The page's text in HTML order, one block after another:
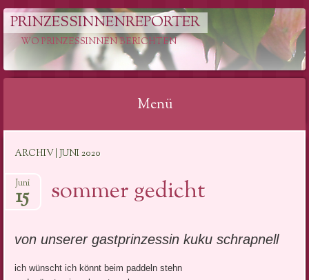
PRINZESSINNENREPORTER
WO PRINZESSINNEN BERICHTEN
Menü
Inhalt
ARCHIV | JUNI 2020
sommer gedicht
Juni
15
von unserer gastprinzessin kuku schrapnell
ich wünscht ich könnt beim paddeln stehn